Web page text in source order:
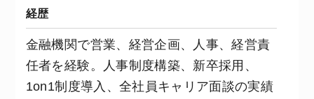
経歴
金融機関で営業、経営企画、人事、経営責
任者を経験。人事制度構築、新卒採用、
1on1制度導入、全社員キャリア面談の実績